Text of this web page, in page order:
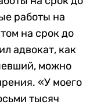
работы на
на срок до
адвокат, как
можно
«У моего
тысяч